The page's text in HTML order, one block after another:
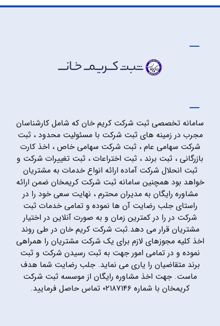
سامانه تخصصی ثبت شرکت کریم خان که شامل کارشناسان
مجرب در زمینه های ثبت شرکت با مسئولیت محدود ، ثبت
شرکت سهامی عام ، ثبت شرکت سهامی خاص ، اخذ کارت
بازرگانی ، ثبت برند ، ثبت اختراعات ، ثبت تغییرات شرکت و
ثبت انحلال شرکت آماده ارائه انواع خدمات به مشتریان
خواهد بود همچنین سامانه ثبت شرکت کریمخان ضمن ارائه
مشاوره رایگان به مدیران محترم ، نهایت سعی خود را در
راستای جلب رضایت آن ها نموده و تمامی خدمات ثبت
شرکت در را در کمترین زمان و به صورت آنلاین در اختیار
مشتریان قرار می دهد.ثبت شرکت کریم خان در طی روند
اخذ کلیه مجوزهای لازم برای یک شرکت مشتریان را همراهی
نموده و در تمامی امور جهت به ثبت رسیدن شرکت و ثبت
برند متقاضیان را یاری می نماید. جلب رضایت شما هدف
ماست. جهت اخذ مشاوره رایگان از موسسه ثبت شرکت
کریمخان با شماره ۰۲۱۸۷۱۴۶ تماس حاصل فرمایید.